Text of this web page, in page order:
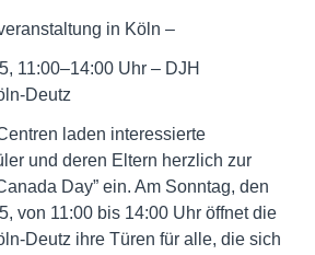
in Köln –
11:00–14:00 Uhr – DJH
Deutz
laden interessierte
und deren Eltern herzlich zur
Day” ein. Am Sonntag, den
von 11:00 bis 14:00 Uhr öffnet die
Deutz ihre Türen für alle, die sich